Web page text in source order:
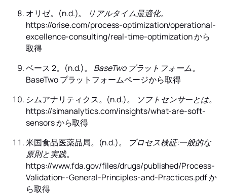
オリゼ。(n.d.)。
リアルタイム最適化。
https://orise.com/process-optimization/operational-
excellence-consulting/real-time-optimization から
取得
ベース 2。(n.d.)。 BaseTwo プラットフォーム。
BaseTwo プラットフォームページから取得
シムアナリティクス。(n.d.)。
ソフトセンサーとは。
https://simanalytics.com/insights/what-are-soft-
sensors から取得
米国食品医薬品局。(n.d.)。
プロセス検証:一般的な
原則と実践。
https://www.fda.gov/files/drugs/published/Process-
Validation--General-Principles-and-Practices.pdf か
ら取得